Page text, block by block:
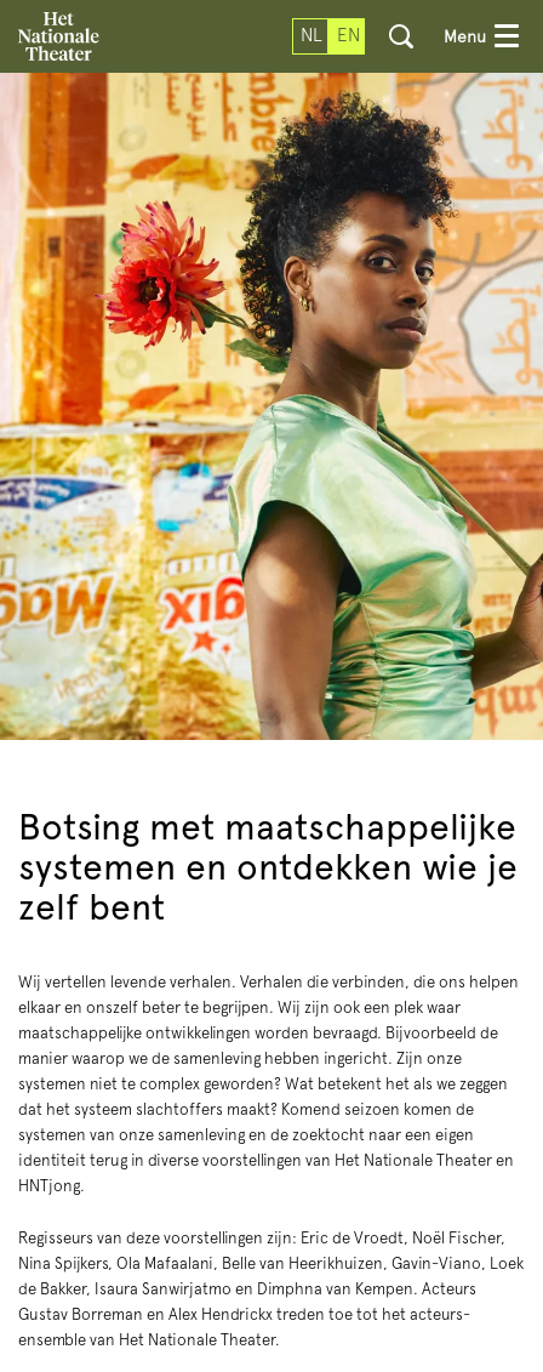
NL EN Menu
Botsing met maatschappelijke
systemen en ontdekken wie je
zelf bent
Wij vertellen levende verhalen. Verhalen die verbinden, die ons helpen
elkaar en onszelf beter te begrijpen. Wij zijn ook een plek waar
maatschappelijke ontwikkelingen worden bevraagd. Bijvoorbeeld de
manier waarop we de samenleving hebben ingericht. Zijn onze
systemen niet te complex geworden? Wat betekent het als we zeggen
dat het systeem slachtoffers maakt? Komend seizoen komen de
systemen van onze samenleving en de zoektocht naar een eigen
identiteit terug in diverse voorstellingen van Het Nationale Theater en
HNTjong.
Regisseurs van deze voorstellingen zijn: Eric de Vroedt, Noël Fischer,
Nina Spijkers, Ola Mafaalani, Belle van Heerikhuizen, Gavin-Viano, Loek
de Bakker, Isaura Sanwirjatmo en Dimphna van Kempen. Acteurs
Gustav Borreman en Alex Hendrickx treden toe tot het acteurs-
ensemble van Het Nationale Theater.